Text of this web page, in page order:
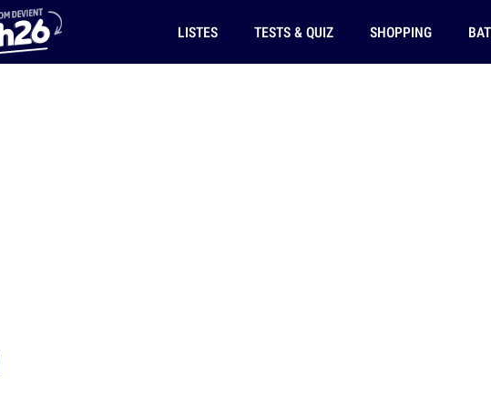
LISTES TESTS & QUIZ SHOPPING